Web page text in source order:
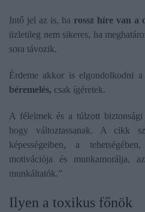
Intő jel az is, ha rossz híre van a
üzletileg nem sikeres, ha
sora távozik.
Érdeme akkor is elgondolkodni a
béremelés, csak ígéretek.
A félelmek és a túlzott
hogy változtassanak. A cikk
képességeiben, a
motivációja és munkamorálja,
munkáltatók.”
Ilyen a toxikus főnök